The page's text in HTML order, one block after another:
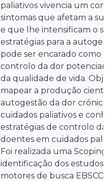
paliativos vivencia um
sintomas que afetam a
e que lhe intensificam o
estratégias para a
pode ser encarado como
controlo da dor
da qualidade de vida.
mapear a produção
autogestão da dor crónica
cuidados paliativos e
estratégias de controlo da
doentes em cuidados
Foi realizada uma Scoping
identificação dos estudos
motores de busca EBSCO,